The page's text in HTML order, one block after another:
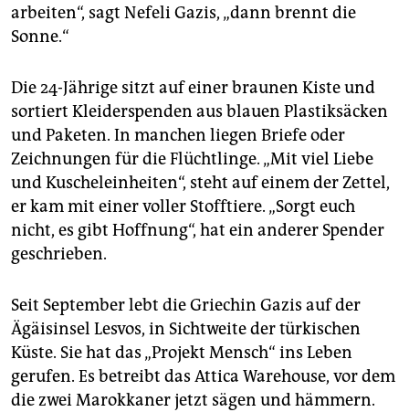
arbeiten“, sagt Nefeli Gazis, „dann brennt die
Sonne.“
Die 24-Jährige sitzt auf einer braunen Kiste und
sortiert Kleiderspenden aus blauen Plastiksäcken
und Paketen. In manchen liegen Briefe oder
Zeichnungen für die Flüchtlinge. „Mit viel Liebe
und Kuscheleinheiten“, steht auf einem der Zettel,
er kam mit einer voller Stofftiere. „Sorgt euch
nicht, es gibt Hoffnung“, hat ein anderer Spender
geschrieben.
Seit September lebt die Griechin Gazis auf der
Ägäisinsel Lesvos, in Sichtweite der türkischen
Küste. Sie hat das „Projekt Mensch“ ins Leben
gerufen. Es betreibt das Attica Warehouse, vor dem
die zwei Marokkaner jetzt sägen und hämmern.